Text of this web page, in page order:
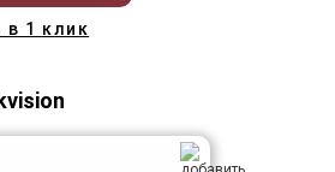
в 1 клик